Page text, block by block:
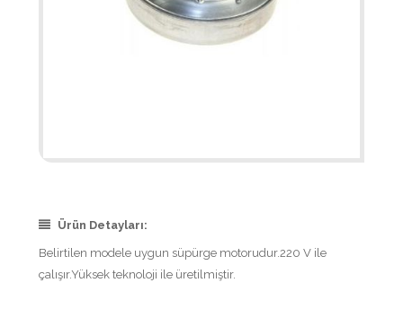
Ürün Detayları:
Belirtilen modele uygun süpürge motorudur.220 V ile
çalışır.Yüksek teknoloji ile üretilmiştir.